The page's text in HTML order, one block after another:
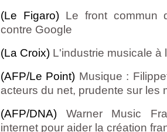
(Le Figaro) Le front commun
contre Google
(La Croix) L'industrie musicale à
(AFP/Le Point) Musique :
acteurs du net, prudente sur les
(AFP/DNA) Warner Music
internet pour aider la création